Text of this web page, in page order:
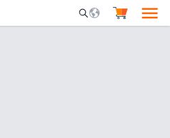
Mobile Search